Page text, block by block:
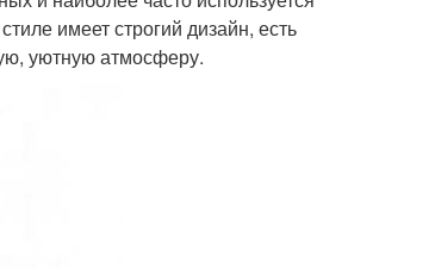
имеет строгий дизайн, есть
уютную атмосферу.